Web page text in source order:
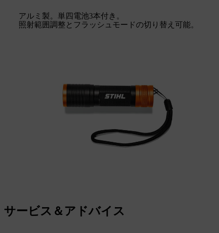
アルミ製。単四電池3本付き。
照射範囲調整とフラッシュモードの切り替え可能。
サービス＆アドバイス